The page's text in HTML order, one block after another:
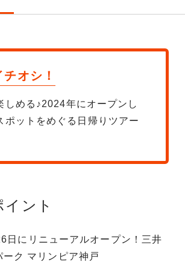
オシ！
しめる♪2024年にオープンし
ポットをめぐる日帰りツアー
イント
日にリニューアルオープン！三井
ーク マリンピア神戸